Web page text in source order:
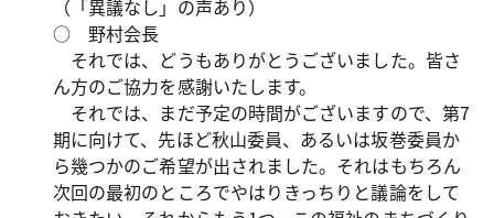
（「異議なし」の声あり）
○ 野村会長
それでは、どうもありがとうございました。皆さ
ん方のご協力を感謝いたします。
それでは、まだ予定の時間がございますので、第7
期に向けて、先ほど秋山委員、あるいは坂巻委員か
ら幾つかのご希望が出されました。それはもちろん
次回の最初のところでやはりきっちりと議論をして